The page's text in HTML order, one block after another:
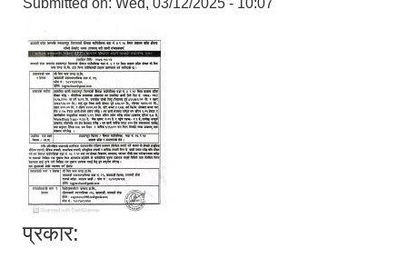
Submitted on: Wed, 03/12/2025 - 10:07
प्रकार: